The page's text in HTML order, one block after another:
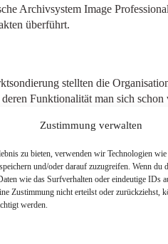
Zustimmung verwalten
zu bieten, verwenden wir Technologien
und/oder darauf zuzugreifen. Wenn du
wie das Surfverhalten oder eindeutige IDs
Zustimmung nicht erteilst oder zurückziehst,
werden.
Archivsystem Image
überführt.
stellten die
Funktionalität man sich
in der Lage ist, über
Prokurist der Organisation
von DpuScan restrukturiert
der
bearbeiten zu können,
„Beispielsweise wird